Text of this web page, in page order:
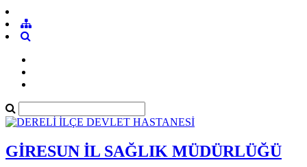
GİRESUN İL SAĞLIK MÜDÜRLÜĞÜ